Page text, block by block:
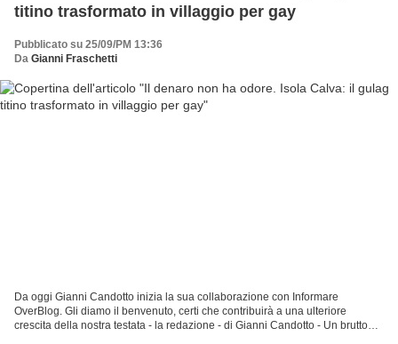
titino trasformato in villaggio per gay
Pubblicato su 25/09/PM 13:36
Da Gianni Fraschetti
Da oggi Gianni Candotto inizia la sua collaborazione con Informare
OverBlog. Gli diamo il benvenuto, certi che contribuirà a una ulteriore
crescita della nostra testata - la redazione - di Gianni Candotto - Un brutto